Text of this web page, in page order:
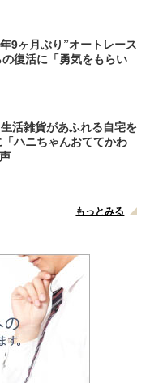
9ヶ月ぶり”オートレース
復活に「勇気をもらい
活雑貨があふれる自宅を
ハニちゃんおててかわ
もっとみる